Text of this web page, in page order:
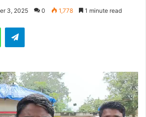
3, 2025 0 1,778 1 minute read
WhatsAppTelegram